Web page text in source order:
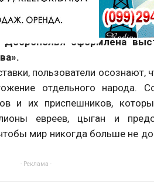
памяти жертв Холокоста.
оформлена
пользователи осознают,
отдельного народа.
и их приспешников,
евреев, цыган и
мир никогда больше не
- Реклама -